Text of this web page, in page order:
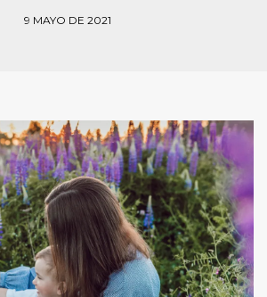
9 MAYO DE 2021